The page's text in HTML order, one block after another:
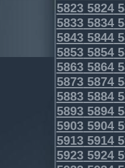
58235824
58335834
58435844
58535854
58635864
58735874
58835884
58935894
59035904
59135914
59235924